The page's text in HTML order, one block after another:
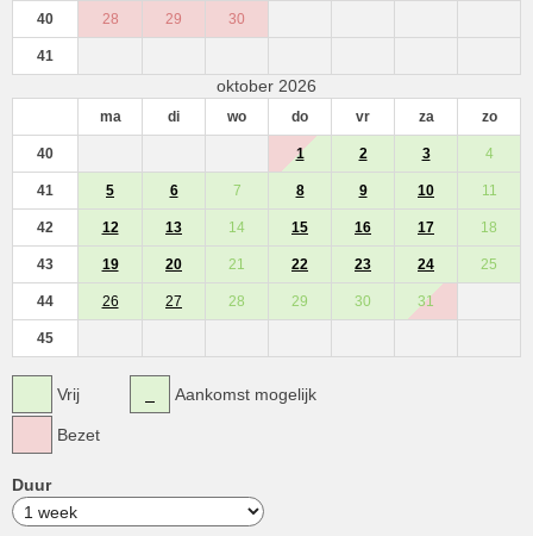
40 28 29 30
41
oktober 2026
ma di wo do vr za zo
40 1 2 3 4
41 5 6 7 8 9 10 11
42 12 13 14 15 16 17 18
43 19 20 21 22 23 24 25
44 26 27 28 29 30 31
45
Vrij
Bezet
Aankomst mogelijk
Duur